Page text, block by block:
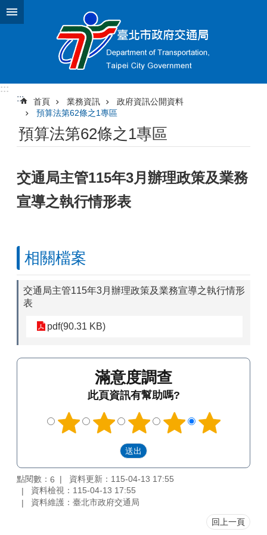
跳到主要內容區塊
:::
:::
首頁 業務資訊
政府資訊公開資料
預算法第62條之1專區
預算法第62條之1專區
交通局主管115年3月辦理政策及業務
宣導之執行情形表
相關檔案
交通局主管115年3月辦理政策及業務宣導之執行情形
表
pdf(90.31 KB)
滿意度調查
此頁資訊有幫助嗎?
點閱數： 6
資料更新：115-04-13 17:55
資料檢視：115-04-13 17:55
資料維護：臺北市政府交通局
回上一頁